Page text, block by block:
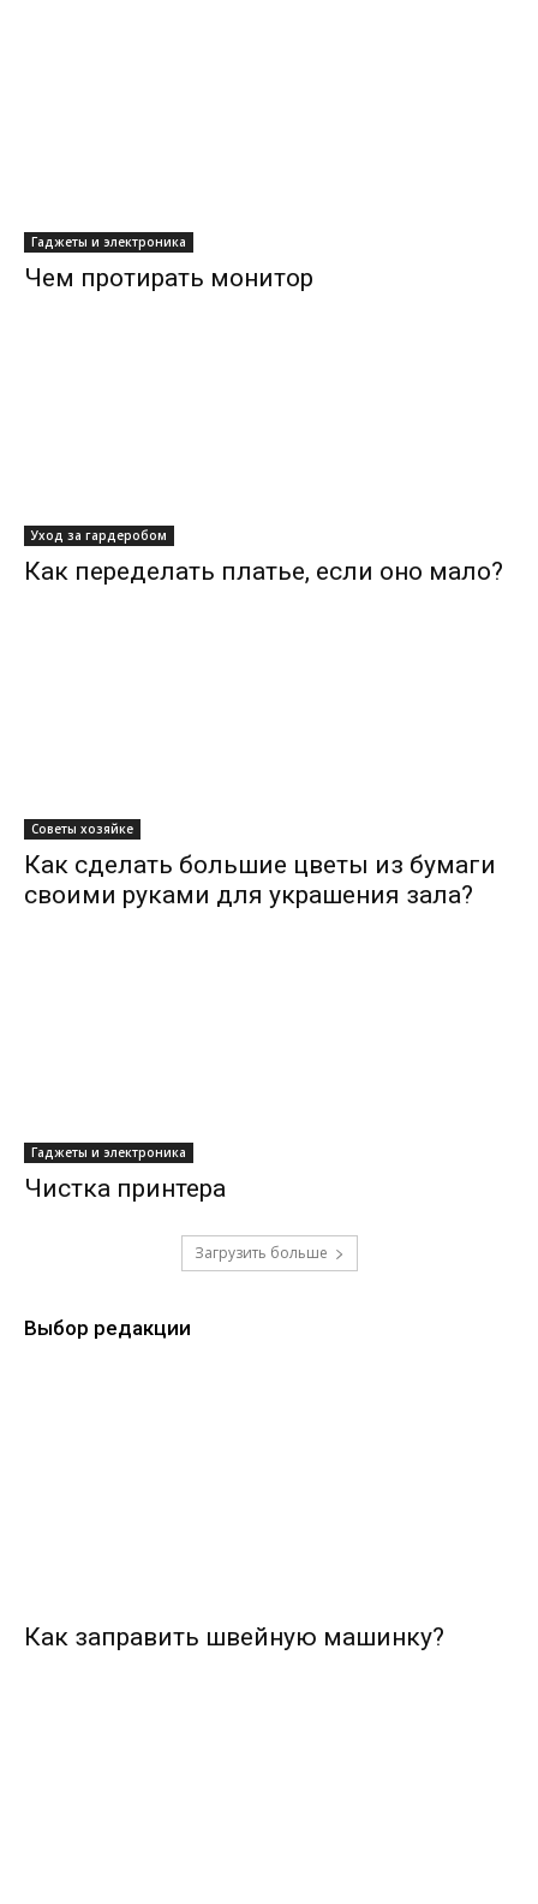
Гаджеты и электроника
Чем протирать монитор
Уход за гардеробом
Как переделать платье, если оно мало?
Советы хозяйке
Как сделать большие цветы из бумаги
своими руками для украшения зала?
Гаджеты и электроника
Чистка принтера
Загрузить больше
Выбор редакции
Как заправить швейную машинку?